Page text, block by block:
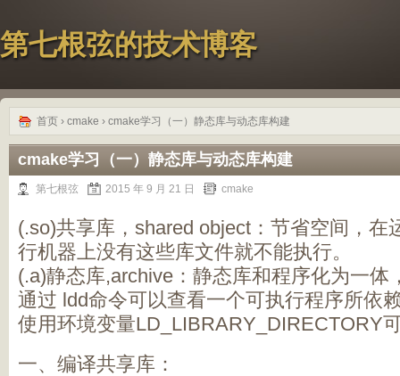
第七根弦的技术博客
首页 › cmake › cmake学习（一）静态库与动态库构建
cmake学习（一）静态库与动态库构建
第七根弦 2015 年 9 月 21 日 cmake
(.so)共享库，shared object：节省空间，在
行机器上没有这些库文件就不能执行。
(.a)静态库,archive：静态库和程序化为一体
通过 ldd命令可以查看一个可执行程序所依
使用环境变量LD_LIBRARY_DIRECTORY
一、编译共享库：